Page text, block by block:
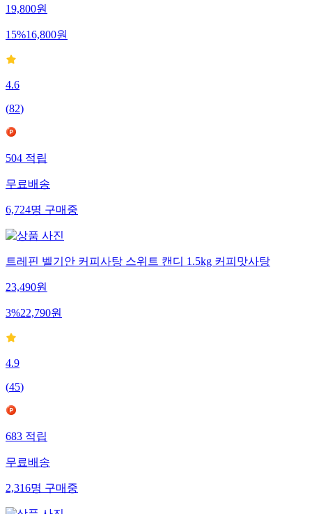
19,800원
15%16,800원
4.6
(82)
504적립
무료배송
6,724명구매중
트레핀 벨기안 커피사탕 스위트 캔디 1.5kg 커피맛사탕
23,490원
3%22,790원
4.9
(45)
683적립
무료배송
2,316명구매중